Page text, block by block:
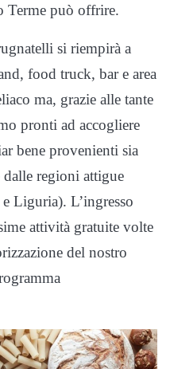
Terme può offrire.
si riempirà a
food truck, bar e area
ma, grazie alle tante
pronti ad accogliere
bene provenienti sia
regioni attigue
Liguria). L’ingresso
attività gratuite volte
del nostro